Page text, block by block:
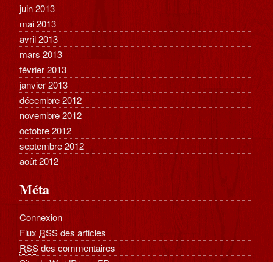
juin 2013
mai 2013
avril 2013
mars 2013
février 2013
janvier 2013
décembre 2012
novembre 2012
octobre 2012
septembre 2012
août 2012
Méta
Connexion
Flux RSSdes articles
RSSdes commentaires